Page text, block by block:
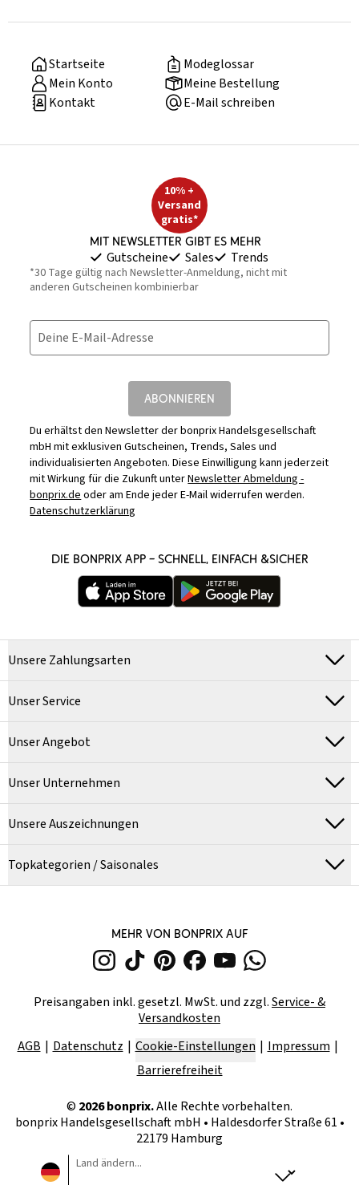
Startseite
Modeglossar
Mein Konto
Meine Bestellung
Kontakt
E-Mail schreiben
10% +
Versand
gratis*
Mit Newsletter gibt es mehr
Gutscheine Sales Trends
*30 Tage gültig nach Newsletter-Anmeldung, nicht mit
anderen Gutscheinen kombinierbar
Deine E-Mail-Adresse
ABONNIEREN
Du erhältst den Newsletter der bonprix Handelsgesellschaft
mbH mit exklusiven Gutscheinen, Trends, Sales und
individualisierten Angeboten. Diese Einwilligung kann jederzeit
mit Wirkung für die Zukunft unterNewsletter Abmeldung -
bonprix.deoder am Ende jeder E-Mail widerrufen werden.
Datenschutzerklärung
DIE BONPRIX APP – SCHNELL, EINFACH &SICHER
Unsere Zahlungsarten
Unser Service
Unser Angebot
Unser Unternehmen
Unsere Auszeichnungen
Topkategorien / Saisonales
MEHR VON BONPRIX AUF
Preisangaben inkl. gesetzl. MwSt. und zzgl.Service- &
Versandkosten
AGB
Datenschutz Cookie-Einstellungen
Impressum
Barrierefreiheit
© 2026bonprix.Alle Rechte vorbehalten.
bonprix Handelsgesellschaft mbH • Haldesdorfer Straße 61 •
22179 Hamburg
Land ändern...